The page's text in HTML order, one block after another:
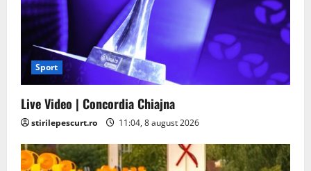
Sport
Live Video | Concordia Chiajna
stirilepescurt.ro 11:04, 8 august 2026